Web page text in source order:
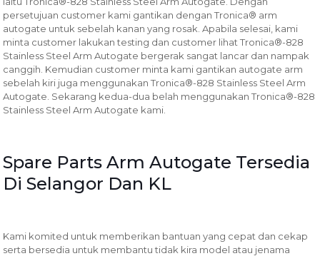
persetujuan customer kami gantikan dengan Tronica® arm
autogate untuk sebelah kanan yang rosak. Apabila selesai, kami
minta customer lakukan testing dan customer lihat Tronica®-828
Stainless Steel Arm Autogate bergerak sangat lancar dan nampak
canggih. Kemudian customer minta kami gantikan autogate arm
sebelah kiri juga menggunakan Tronica®-828 Stainless Steel Arm
Autogate. Sekarang kedua-dua belah menggunakan Tronica®-828
Stainless Steel Arm Autogate kami.
Spare Parts Arm Autogate Tersedia
Di Selangor Dan KL
Kami komited untuk memberikan bantuan yang cepat dan cekap
serta bersedia untuk membantu tidak kira model atau jenama